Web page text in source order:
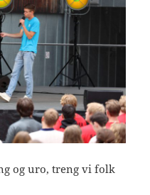
og uro, treng vi folk